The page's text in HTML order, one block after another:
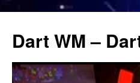
springen
Dart WM –